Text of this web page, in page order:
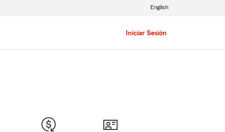
Iniciar Sesión
English